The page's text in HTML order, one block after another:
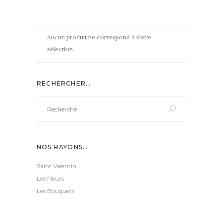
Aucun produit ne correspond à votre
sélection.
RECHERCHER…
for:
NOS RAYONS…
Saint Valentin
Les Fleurs
Les Bouquets